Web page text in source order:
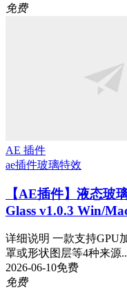
免费
AE 插件
ae插件玻璃特效
【AE插件】液态玻
Glass v1.0.3 Win/
详细说明 一款支持GPU
罩或形状图层等4种来源
2026-06-10免费
免费